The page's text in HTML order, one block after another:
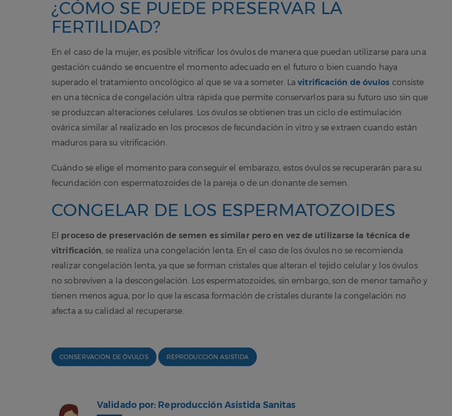
¿CÓMO SE PUEDE PRESERVAR LA
FERTILIDAD?
En el caso de la mujer, es posible vitrificar los óvulos de manera que puedan utilizarse para una
gestación cuándo se encuentre el momento adecuado en el futuro o bien cuando haya
superado el tratamiento oncológico al que se va a someter. Lavitrificación de óvulos consiste
en una técnica de congelación ultra rápida que permite conservarlos para su futuro uso sin que
se produzcan alteraciones celulares. Los óvulos se obtienen tras un ciclo de estimulación
ovárica similar al realizado en los procesos de fecundación in vitro y se extraen cuando están
maduros para su vitrificación.
Cuándo se elige el momento para conseguir el embarazo, estos óvulos se recuperarán para su
fecundación con espermatozoides de la pareja o de un donante de semen.
CONGELAR DE LOS ESPERMATOZOIDES
El proceso de preservación de semen es similar pero en vez de utilizarse la técnica de
vitrificación, se realiza una congelación lenta. En el caso de los óvulos no se recomienda
realizar congelación lenta, ya que se forman cristales que alteran el tejido celular y los óvulos
no sobreviven a la descongelación. Los espermatozoides, sin embargo, son de menor tamaño y
tienen menos agua, por lo que la escasa formación de cristales durante la congelación no
afecta a su calidad al recuperarse.
CONSERVACIÓN DE ÓVULOS REPRODUCCIÓN ASISTIDA
Validado por: Reproducción Asistida Sanitas